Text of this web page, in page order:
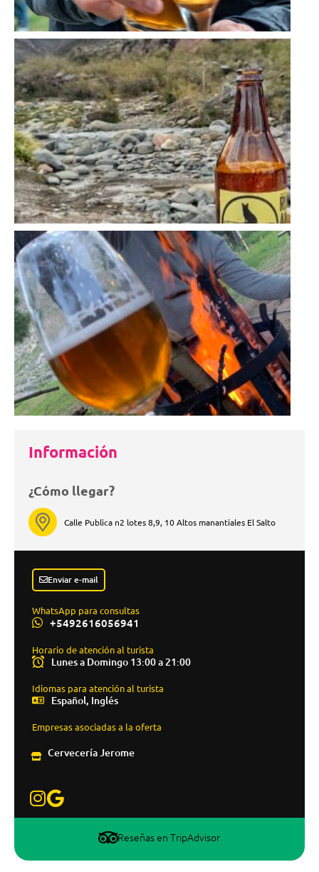
Información
¿Cómo llegar?
Calle Publica n2 lotes 8,9, 10 Altos manantiales El Salto
Enviar e-mail
WhatsApp para consultas
+5492616056941
Horario de atención al turista
Lunes a Domingo 13:00 a 21:00
Idiomas para atención al turista
Español, Inglés
Empresas asociadas a la oferta
Cervecería Jerome
Reseñas en TripAdvisor